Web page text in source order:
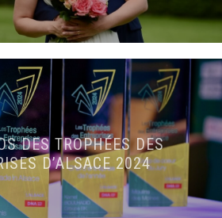
DES TROPHÉES DES
D’ALSACE 2024